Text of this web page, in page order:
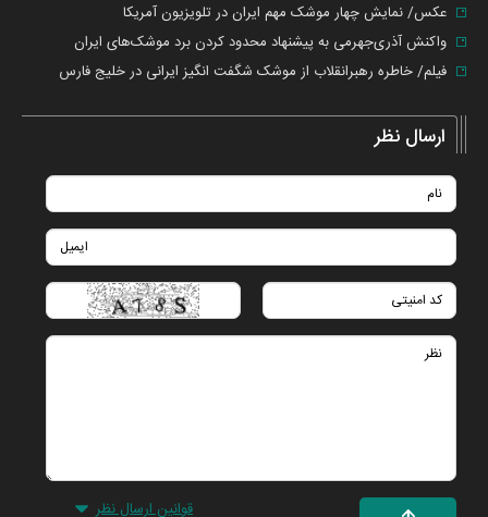
عکس/ نمایش چهار موشک مهم ایران در تلویزیون آمریکا
واکنش آذری‌جهرمی به پیشنهاد محدود کردن برد موشک‌های ایران
فیلم/ خاطره رهبرانقلاب از موشک شگفت انگیز ایرانی در خلیج فارس
ارسال نظر
قوانین ارسال نظر